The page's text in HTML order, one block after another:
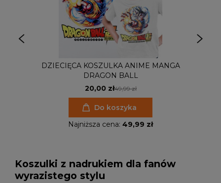
DZIECIĘCA KOSZULKA ANIME MANGA
DRAGON BALL
20,00 zł49,99 zł
Najniższa cena: 49,99 zł
Do koszyka
Koszulki z nadrukiem dla fanów
wyrazistego stylu